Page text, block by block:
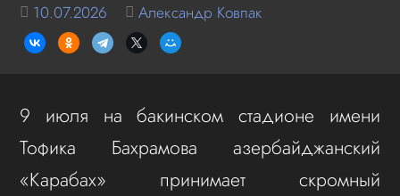
10.07.2026 Александр Ковпак
9 июля на бакинском стадионе имени
Тофика Бахрамова азербайджанский
«Карабах» принимает скромный